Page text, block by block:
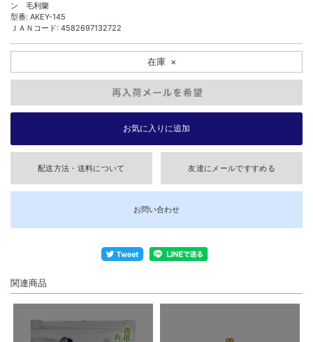
ン 毛利蘭
型番: AKEY-145
ＪＡＮコード: 4582697132722
在庫 ×
配送方法・送料について 友達にメールですすめる
お問い合わせ
関連商品